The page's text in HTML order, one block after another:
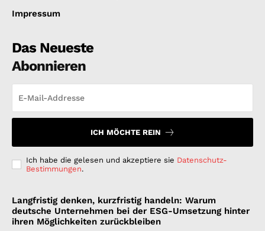
Impressum
Das Neueste
Abonnieren
ICH MÖCHTE REIN
Ich habe die gelesen und akzeptiere sie Datenschutz-
Bestimmungen.
Langfristig denken, kurzfristig handeln: Warum
deutsche Unternehmen bei der ESG-Umsetzung hinter
ihren Möglichkeiten zurückbleiben